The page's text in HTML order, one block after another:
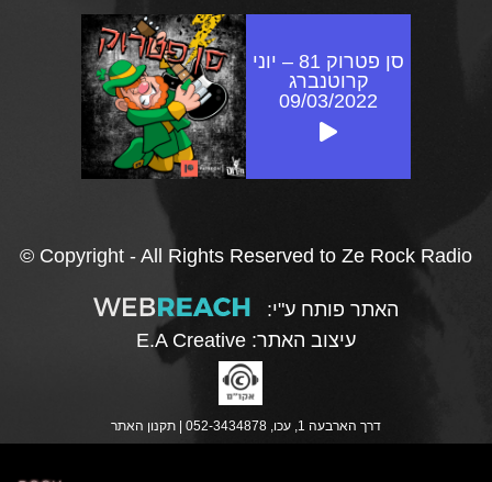
סן פטרוק 81 – יוני
קרוטנברג
09/03/2022
© Copyright - All Rights Reserved to Ze Rock Radio
האתר פותח ע"י:
עיצוב האתר: E.A Creative
דרך הארבעה 1, עכו, 052-3434878 | תקנון האתר